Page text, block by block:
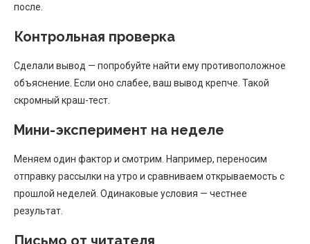
после.
Контрольная проверка
Сделали вывод — попробуйте найти ему противоположное
объяснение. Если оно слабее, ваш вывод крепче. Такой
скромный краш-тест.
Мини-эксперимент на неделе
Меняем один фактор и смотрим. Например, переносим
отправку рассылки на утро и сравниваем открываемость с
прошлой неделей. Одинаковые условия — честнее
результат.
Письмо от читателя